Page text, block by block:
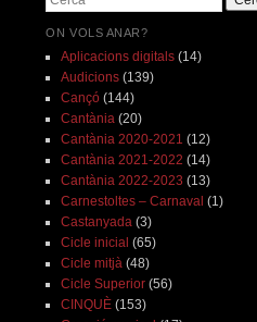
ON VOLS ANAR?
Aplicacions digitals(14)
Audicions(139)
Cançó(144)
Cantània (20)
Cantània 2020-2021 (12)
Cantània 2021-2022 (14)
Cantània 2022-2023 (13)
Carnestoltes – Carnaval (1)
Castanyada (3)
Cicle inicial (65)
Cicle mitjà (48)
Cicle Superior(56)
CINQUÈ(153)